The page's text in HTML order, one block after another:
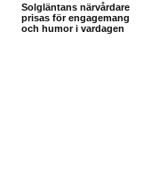
Solgläntans närvårdare
prisas för engagemang
och humor i vardagen